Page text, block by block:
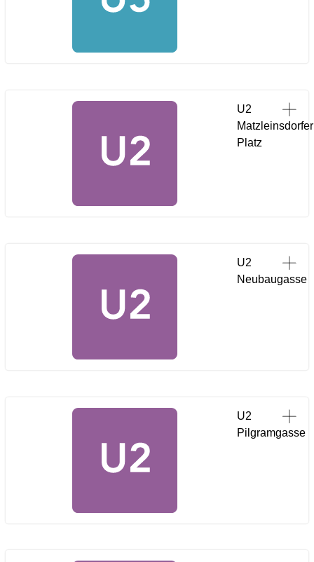
U2
Matzleinsdorfer
Platz
U2
Neubaugasse
U2
Pilgramgasse